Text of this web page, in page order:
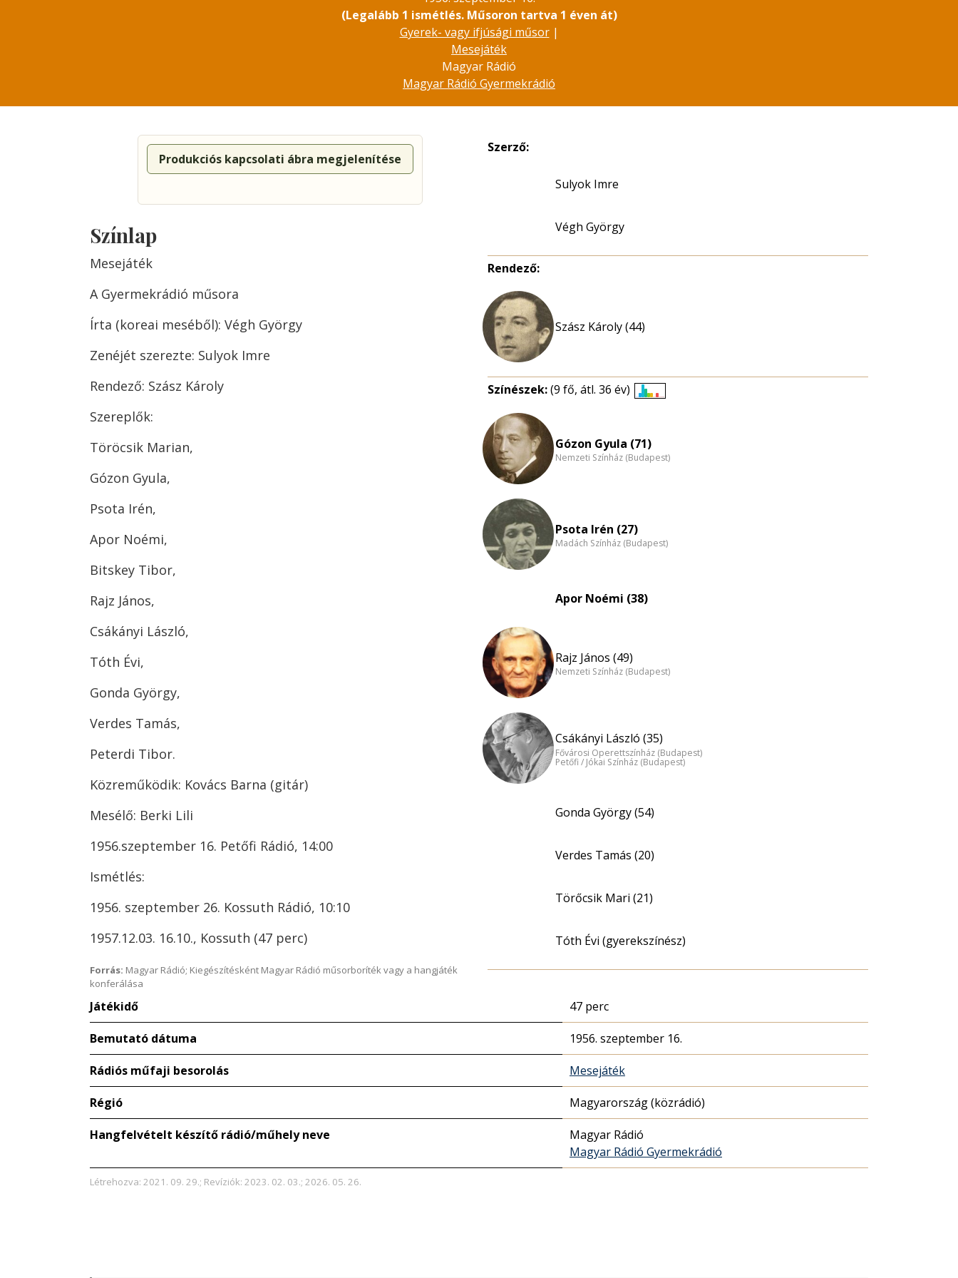
(Legalább 1 ismétlés. Műsoron tartva 1 éven át)
Gyerek- vagy ifjúsági műsor|
Mesejáték
Magyar Rádió
Magyar Rádió Gyermekrádió
Produkciós kapcsolati ábra megjelenítése
Színlap
Mesejáték
A Gyermekrádió műsora
Írta (koreai meséből): Végh György
Zenéjét szerezte: Sulyok Imre
Rendező: Szász Károly
Szereplők:
Töröcsik Marian,
Gózon Gyula,
Psota Irén,
Apor Noémi,
Bitskey Tibor,
Rajz János,
Csákányi László,
Tóth Évi,
Gonda György,
Verdes Tamás,
Peterdi Tibor.
Közreműködik: Kovács Barna (gitár)
Mesélő: Berki Lili
1956.szeptember 16. Petőfi Rádió, 14:00
Ismétlés:
1956. szeptember 26. Kossuth Rádió, 10:10
1957.12.03. 16.10., Kossuth (47 perc)
Forrás: Magyar Rádió; Kiegészítésként Magyar Rádió műsorboríték vagy a hangjáték
konferálása
Szerző:
Sulyok Imre
Végh György
Rendező:
Szász Károly (44)
Színészek:(9 fő, átl. 36 év)
nagyítása
Gózon Gyula (71)
Nemzeti Színház (Budapest)
Psota Irén (27)
Madách Színház (Budapest)
Apor Noémi (38)
Rajz János (49)
Nemzeti Színház (Budapest)
Csákányi László (35)
Fővárosi Operettszínház (Budapest)
Petőfi / Jókai Színház (Budapest)
Gonda György (54)
Verdes Tamás (20)
Törőcsik Mari (21)
Tóth Évi (gyerekszínész)
Játékidő 47 perc
Bemutató dátuma 1956. szeptember 16.
Rádiós műfaji besorolás Mesejáték
Régió Magyarország (közrádió)
Hangfelvételt készítő rádió/műhely neve
Magyar Rádió
Magyar Rádió Gyermekrádió
Létrehozva: 2021. 09. 29.; Revíziók: 2023. 02. 03.; 2026. 05. 26.